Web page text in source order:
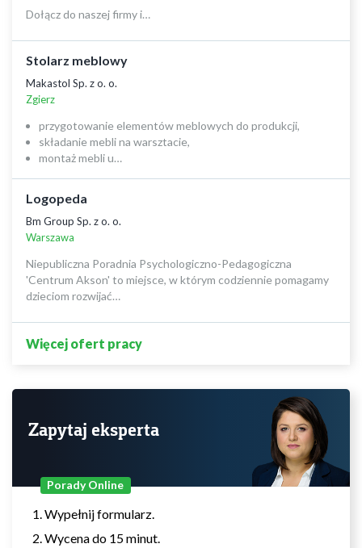
Dołącz do naszej firmy i…
Stolarz meblowy
Makastol Sp. z o. o.
Zgierz
przygotowanie elementów meblowych do produkcji,
składanie mebli na warsztacie,
montaż mebli u…
Logopeda
Bm Group Sp. z o. o.
Warszawa
Niepubliczna Poradnia Psychologiczno-Pedagogiczna
'Centrum Akson' to miejsce, w którym codziennie pomagamy
dzieciom rozwijać…
Więcej ofert pracy
Zapytaj eksperta
Porady Online
Wypełnij formularz.
Wycena do 15 minut.